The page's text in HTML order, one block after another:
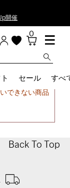
開催
0
セール すべ
できない商品
Back To Top